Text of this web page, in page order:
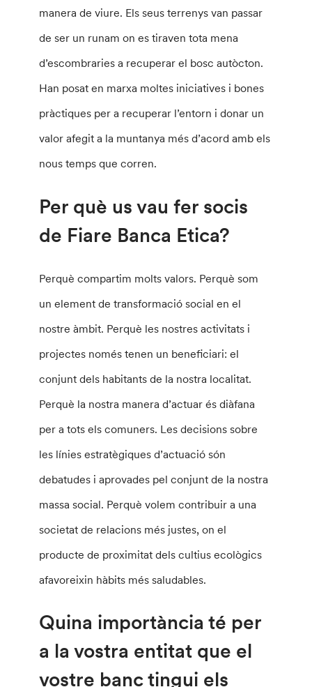
manera de viure. Els seus terrenys van passar
de ser un runam on es tiraven tota mena
d’escombraries a recuperar el bosc autòcton.
Han posat en marxa moltes iniciatives i bones
pràctiques per a recuperar l’entorn i donar un
valor afegit a la muntanya més d’acord amb els
nous temps que corren.
Per què us vau fer socis
de Fiare Banca Etica?
Perquè compartim molts valors. Perquè som
un element de transformació social en el
nostre àmbit. Perquè les nostres activitats i
projectes només tenen un beneficiari: el
conjunt dels habitants de la nostra localitat.
Perquè la nostra manera d’actuar és diàfana
per a tots els comuners. Les decisions sobre
les línies estratègiques d’actuació són
debatudes i aprovades pel conjunt de la nostra
massa social. Perquè volem contribuir a una
societat de relacions més justes, on el
producte de proximitat dels cultius ecològics
afavoreixin hàbits més saludables.
Quina importància té per
a la vostra entitat que el
vostre banc tingui els